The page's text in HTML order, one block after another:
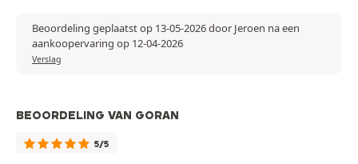
Beoordeling geplaatst op 13-05-2026 door Jeroen na een
aankoopervaring op 12-04-2026
Verslag
BEOORDELING VAN GORAN
5/5